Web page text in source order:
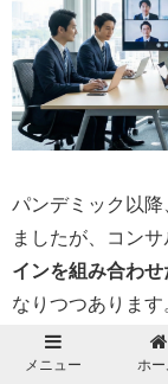
パンデミック以
ましたが、コン
インを組み合わせ
なりつつあります
これは、単にリ
じて対面での直
メニュー ホー